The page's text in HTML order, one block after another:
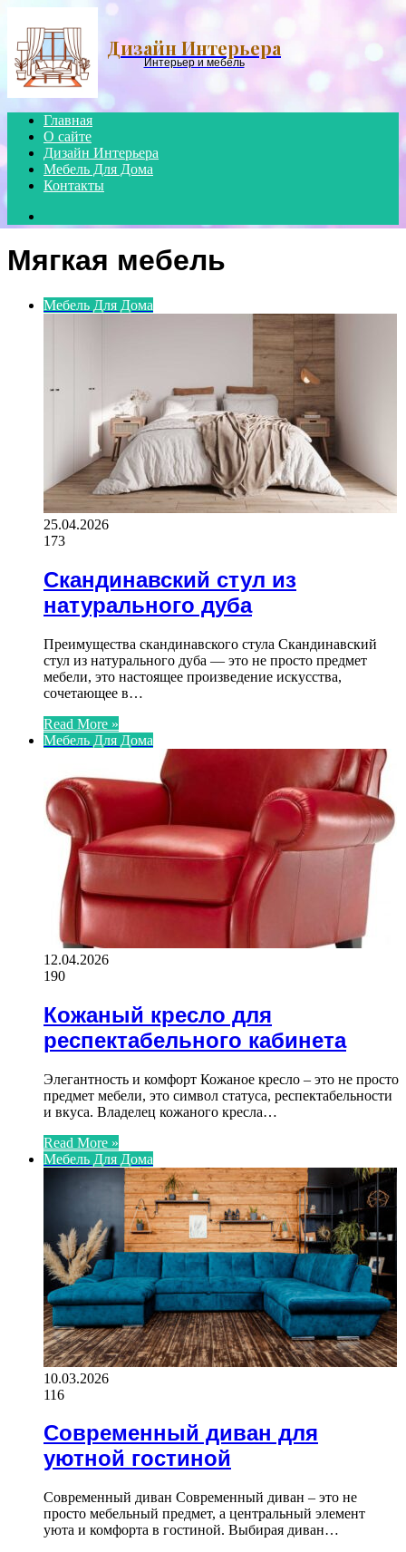
Дизайн Интерьера
Интерьер и мебель
Главная
О сайте
Дизайн Интерьера
Мебель Для Дома
Контакты
for
Мягкая мебель
Мебель Для Дома
25.04.2026
173
Скандинавский стул из
натурального дуба
Преимущества скандинавского стула Скандинавский
стул из натурального дуба — это не просто предмет
мебели, это настоящее произведение искусства,
сочетающее в…
Read More »
Мебель Для Дома
12.04.2026
190
Кожаный кресло для
респектабельного кабинета
Элегантность и комфорт Кожаное кресло – это не просто
предмет мебели, это символ статуса, респектабельности
и вкуса. Владелец кожаного кресла…
Read More »
Мебель Для Дома
10.03.2026
116
Современный диван для
уютной гостиной
Современный диван Современный диван – это не
просто мебельный предмет, а центральный элемент
уюта и комфорта в гостиной. Выбирая диван…